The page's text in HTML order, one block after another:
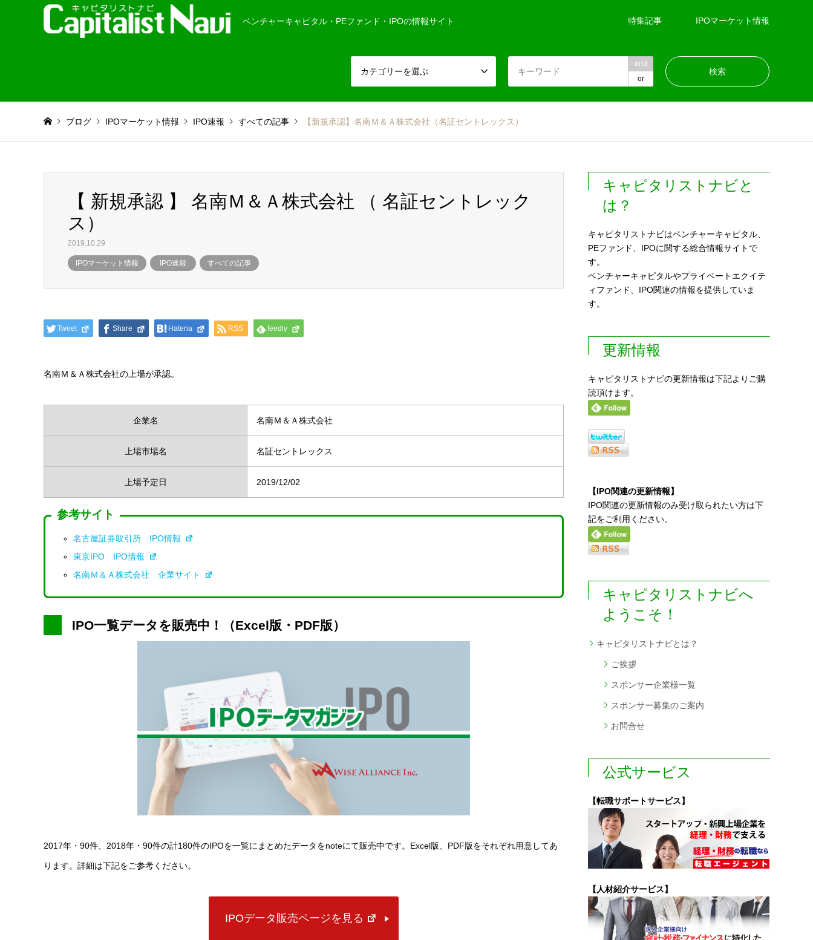
ベンチャーキャピタル・PEファンド・IPOの情報サイト 特集記事 IPOマーケット情報
カテゴリーを選ぶ
and
or
ブログ IPOマーケット情報 IPO速報 すべての記事 【新規承認】名南Ｍ＆Ａ株式会社（名証セントレックス）
【 新規承認 】 名南Ｍ＆Ａ株式会社 （ 名証セントレック
ス）
2019.10.29
IPOマーケット情報 IPO速報 すべての記事
Tweet Share Hatena RSS feedly
名南Ｍ＆Ａ株式会社の上場が承認。
企業名 名南Ｍ＆Ａ株式会社
上場市場名 名証セントレックス
上場予定日 2019/12/02
参考サイト
名古屋証券取引所 IPO情報
東京IPO IPO情報
名南Ｍ＆Ａ株式会社 企業サイト
IPO一覧データを販売中！（Excel版・PDF版）
2017年・90件、2018年・90件の計180件のIPOを一覧にまとめたデータをnoteにて販売中です。Excel版、PDF版をそれぞれ用意してあ
ります。詳細は下記をご参考ください。
IPOデータ販売ページを見る
キャピタリストナビと
は？
キャピタリストナビはベンチャーキャピタル、
PEファンド、IPOに関する総合情報サイトで
す。
ベンチャーキャピタルやプライベートエクイテ
ィファンド、IPO関連の情報を提供していま
す。
更新情報
キャピタリストナビの更新情報は下記よりご購
読頂けます。
【IPO関連の更新情報】
IPO関連の更新情報のみ受け取られたい方は下
記をご利用ください。
キャピタリストナビへ
ようこそ！
キャピタリストナビとは？
ご挨拶
スポンサー企業様一覧
スポンサー募集のご案内
お問合せ
公式サービス
【転職サポートサービス】
【人材紹介サービス】